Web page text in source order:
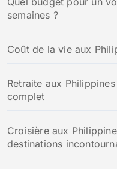
semaines ?
Coût de la vie aux
Retraite aux
complet
Croisière aux
destinations